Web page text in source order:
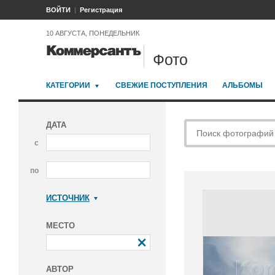
ВОЙТИ Регистрация
10 АВГУСТА, ПОНЕДЕЛЬНИК
Фото
КАТЕГОРИИ СВЕЖИЕ ПОСТУПЛЕНИЯ АЛЬБОМЫ
ДАТА
с
по
ИСТОЧНИК
МЕСТО
АВТОР